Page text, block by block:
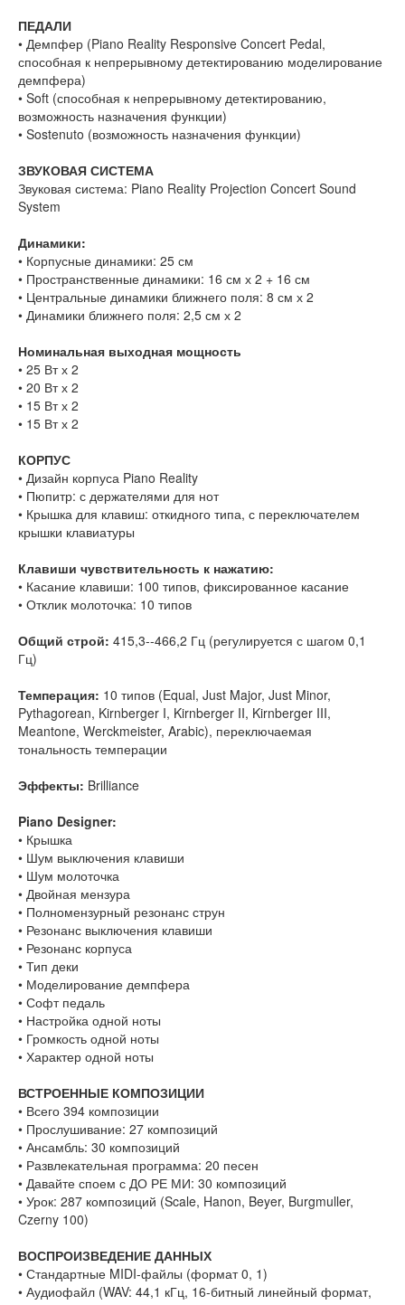
ПЕДАЛИ
• Демпфер (Piano Reality Responsive Concert Pedal,
способная к непрерывному детектированию моделирование
демпфера)
• Soft (способная к непрерывному детектированию,
возможность назначения функции)
• Sostenuto (возможность назначения функции)
ЗВУКОВАЯ СИСТЕМА
Звуковая система: Piano Reality Projection Concert Sound
System
Динамики:
• Корпусные динамики: 25 см
• Пространственные динамики: 16 см х 2 + 16 см
• Центральные динамики ближнего поля: 8 см х 2
• Динамики ближнего поля: 2,5 см х 2
Номинальная выходная мощность
• 25 Вт х 2
• 20 Вт х 2
• 15 Вт х 2
• 15 Вт х 2
КОРПУС
• Дизайн корпуса Piano Reality
• Пюпитр: с держателями для нот
• Крышка для клавиш: откидного типа, с переключателем
крышки клавиатуры
Клавиши чувствительность к нажатию:
• Касание клавиши: 100 типов, фиксированное касание
• Отклик молоточка: 10 типов
Общий строй: 415,3--466,2 Гц (регулируется с шагом 0,1
Гц)
Темперация: 10 типов (Equal, Just Major, Just Minor,
Pythagorean, Kirnberger I, Kirnberger II, Kirnberger III,
Meantone, Werckmeister, Arabic), переключаемая
тональность темперации
Эффекты: Brilliance
Piano Designer:
• Крышка
• Шум выключения клавиши
• Шум молоточка
• Двойная мензура
• Полномензурный резонанс струн
• Резонанс выключения клавиши
• Резонанс корпуса
• Тип деки
• Моделирование демпфера
• Софт педаль
• Настройка одной ноты
• Громкость одной ноты
• Характер одной ноты
ВСТРОЕННЫЕ КОМПОЗИЦИИ
• Всего 394 композиции
• Прослушивание: 27 композиций
• Ансамбль: 30 композиций
• Развлекательная программа: 20 песен
• Давайте споем с ДО РЕ МИ: 30 композиций
• Урок: 287 композиций (Scale, Hanon, Beyer, Burgmuller,
Czerny 100)
ВОСПРОИЗВЕДЕНИЕ ДАННЫХ
• Стандартные MIDI-файлы (формат 0, 1)
• Аудиофайл (WAV: 44,1 кГц, 16-битный линейный формат,